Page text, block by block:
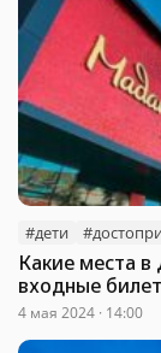
#дети
Какие места
входные
4 мая 2024 · 14:00